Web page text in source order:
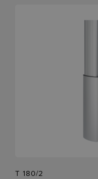
T 180/2